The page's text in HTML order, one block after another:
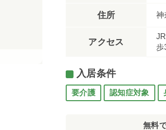
住所 神
アクセス
歩
入居条件
要介護 認知症対象
無料